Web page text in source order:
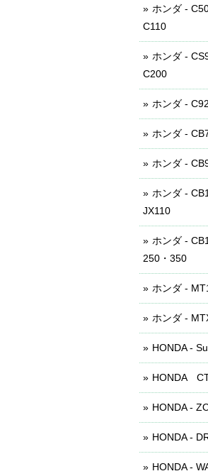
ホンダ -
C110
ホンダ -
C200
ホンダ -
ホンダ -
ホンダ -
ホンダ -
JX110
ホンダ -
250・350
ホンダ -
ホンダ -
HONDA -
HONDA
HONDA -
HONDA -
HONDA -